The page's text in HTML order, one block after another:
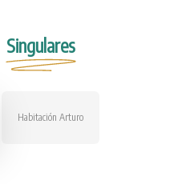
Singulares
Habitación Arturo